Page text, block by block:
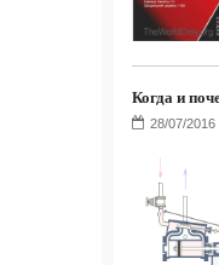
Когда и